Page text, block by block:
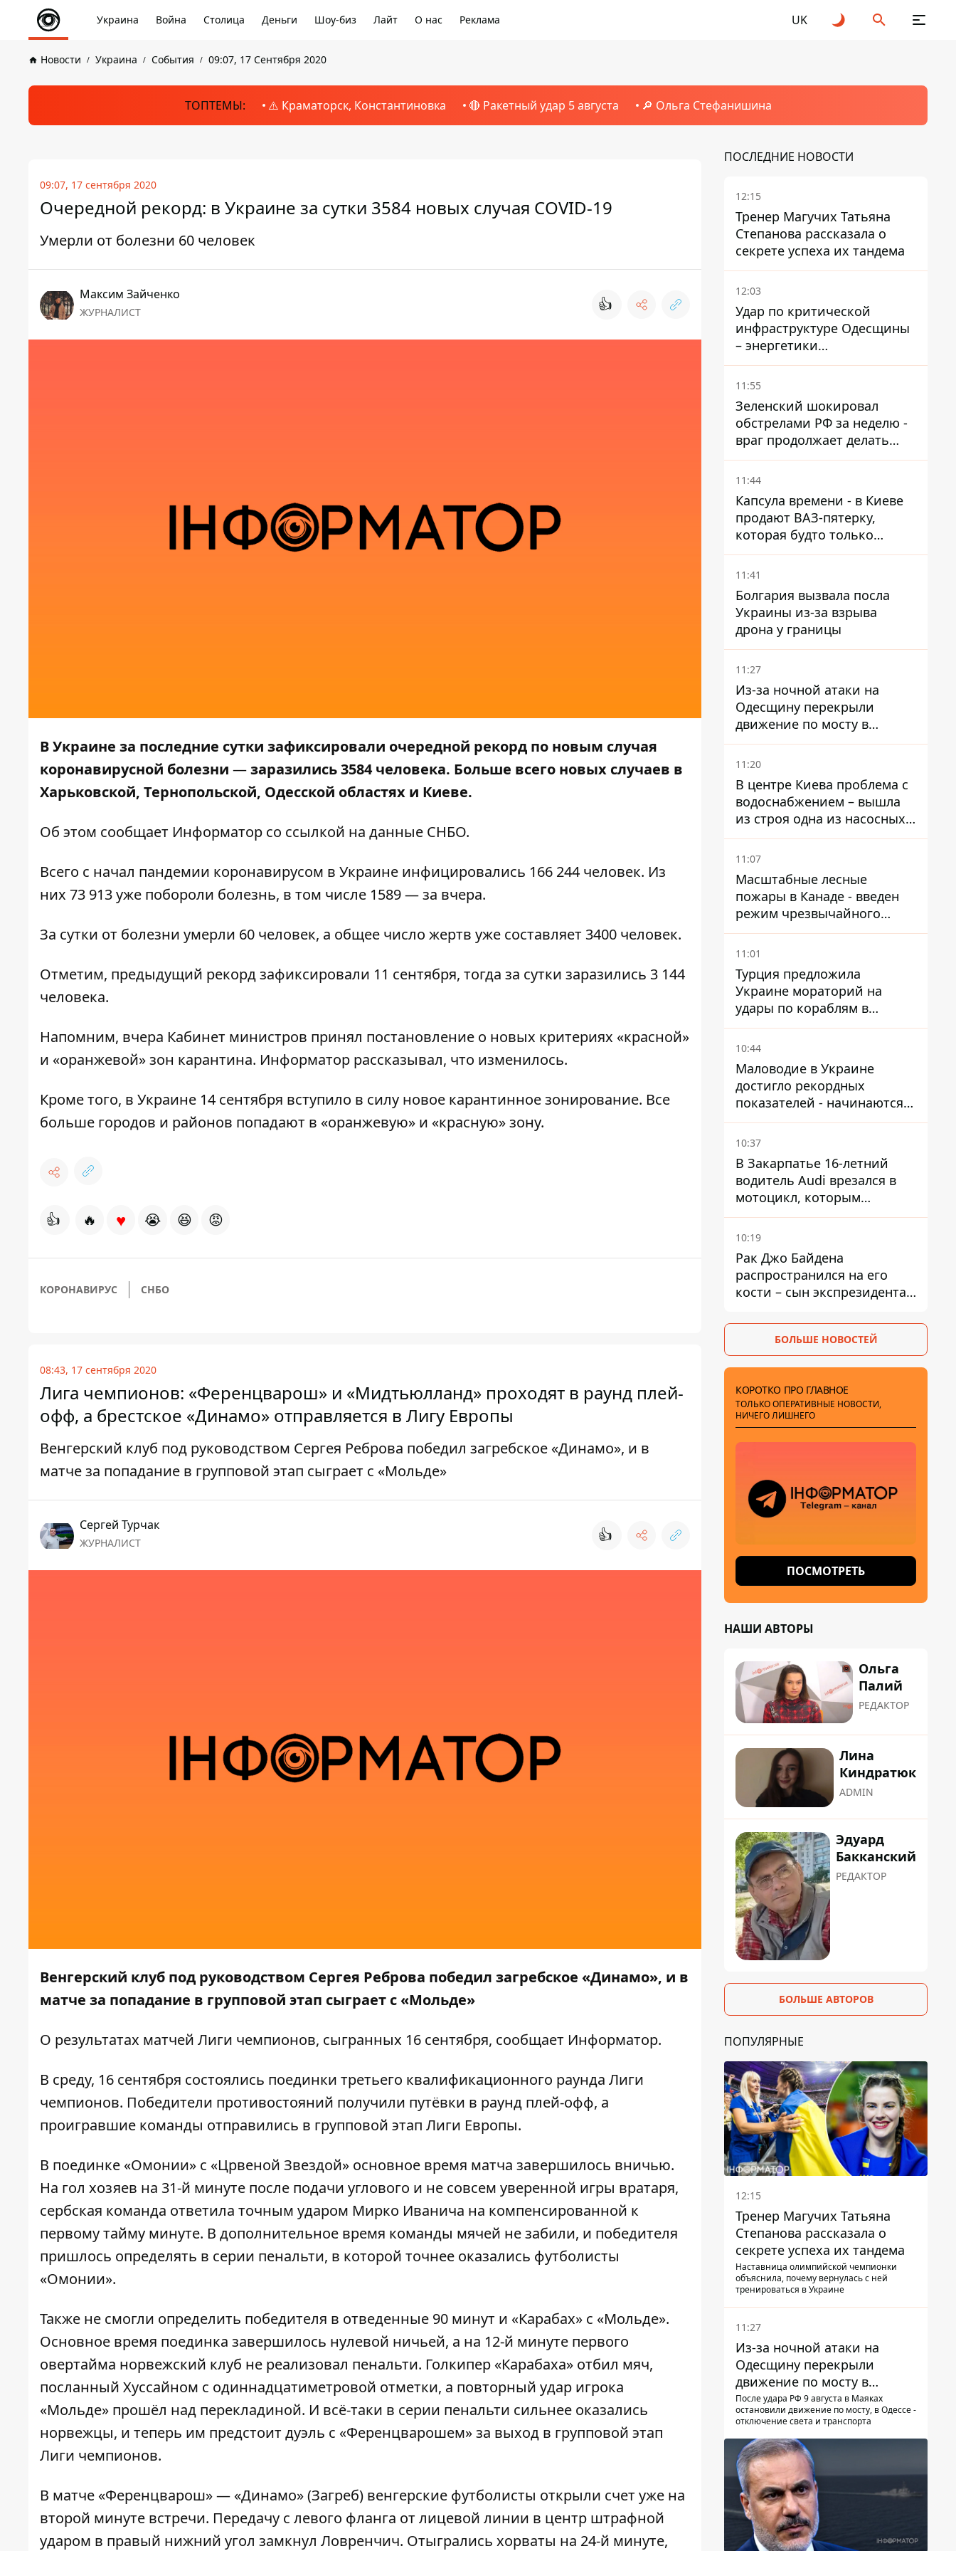
Украина Война Столица Деньги Шоу-биз Лайт О нас Реклама UK
Новости Украина События 09:07, 17 Сентября 2020
ТОПТЕМЫ: ⚠️ Краматорск, Константиновка 🔴 Ракетный удар 5 августа 🔎 Ольга Стефанишина
09:07, 17 сентября 2020
Очередной рекорд: в Украине за сутки 3584 новых случая COVID-19
Умерли от болезни 60 человек
Максим Зайченко
ЖУРНАЛИСТ 👍
В Украине за последние сутки зафиксировали очередной рекорд по новым случая
коронавирусной болезни —заразились 3584 человека. Больше всего новых случаев в
Харьковской, Тернопольской, Одесской областях и Киеве.
Об этом сообщает Информатор со ссылкой на данные СНБО.
Всего с начал пандемии коронавирусом в Украине инфицировались 166 244 человек. Из
них 73 913 уже побороли болезнь, в том числе 1589 — за вчера.
За сутки от болезни умерли 60 человек, а общее число жертв уже составляет 3400 человек.
Отметим, предыдущий рекорд зафиксировали 11 сентября, тогда за сутки заразились 3 144
человека.
Напомним, вчера Кабинет министров принял постановление о новых критериях «красной»
и «оранжевой» зон карантина. Информатор рассказывал, что изменилось.
Кроме того, в Украине 14 сентября вступило в силу новое карантинное зонирование. Все
больше городов и районов попадают в «оранжевую» и «красную» зону.
👍 🔥 ♥ 😭 😆 😡
КОРОНАВИРУС СНБО
08:43, 17 сентября 2020
Лига чемпионов: «Ференцварош» и «Мидтьюлланд» проходят в раунд плей-
офф, а брестское «Динамо» отправляется в Лигу Европы
Венгерский клуб под руководством Сергея Реброва победил загребское «Динамо», и в
матче за попадание в групповой этап сыграет с «Мольде»
Сергей Турчак
ЖУРНАЛИСТ 👍
Венгерский клуб под руководством Сергея Реброва победил загребское «Динамо», и в
матче за попадание в групповой этап сыграет с «Мольде»
О результатах матчей Лиги чемпионов, сыгранных 16 сентября, сообщает Информатор.
В среду, 16 сентября состоялись поединки третьего квалификационного раунда Лиги
чемпионов. Победители противостояний получили путёвки в раунд плей-офф, а
проигравшие команды отправились в групповой этап Лиги Европы.
В поединке «Омонии» с «Црвеной Звездой» основное время матча завершилось вничью.
На гол хозяев на 31-й минуте после подачи углового и не совсем уверенной игры вратаря,
сербская команда ответила точным ударом Мирко Иванича на компенсированной к
первому тайму минуте. В дополнительное время команды мячей не забили, и победителя
пришлось определять в серии пенальти, в которой точнее оказались футболисты
«Омонии».
Также не смогли определить победителя в отведенные 90 минут и «Карабах» с «Мольде».
Основное время поединка завершилось нулевой ничьей, а на 12-й минуте первого
овертайма норвежский клуб не реализовал пенальти. Голкипер «Карабаха» отбил мяч,
посланный Хуссайном с одиннадцатиметровой отметки, а повторный удар игрока
«Мольде» прошёл над перекладиной. И всё-таки в серии пенальти сильнее оказались
норвежцы, и теперь им предстоит дуэль с «Ференцварошем» за выход в групповой этап
Лиги чемпионов.
В матче «Ференцварош» — «Динамо» (Загреб) венгерские футболисты открыли счет уже на
второй минуте встречи. Передачу с левого фланга от лицевой линии в центр штрафной
ударом в правый нижний угол замкнул Ловренчич. Отыгрались хорваты на 24-й минуте,
ПОСЛЕДНИЕ НОВОСТИ
12:15
Тренер Магучих Татьяна
Степанова рассказала о
секрете успеха их тандема
12:03
Удар по критической
инфраструктуре Одесщины
– энергетики
восстанавливают свет
11:55
Зеленский шокировал
обстрелами РФ за неделю -
враг продолжает делать
ставку на баллистический
террор
11:44
Капсула времени - в Киеве
продают ВАЗ-пятерку,
которая будто только
сошла с конвейера
11:41
Болгария вызвала посла
Украины из-за взрыва
дрона у границы
11:27
Из-за ночной атаки на
Одесщину перекрыли
движение по мосту в
Маяках - подробности от
ГНСУ
11:20
В центре Киева проблема с
водоснабжением – вышла
из строя одна из насосных
станций
11:07
Масштабные лесные
пожары в Канаде - введен
режим чрезвычайного
положения, выехали более
20 тысяч человек
11:01
Турция предложила
Украине мораторий на
удары по кораблям в
Черном море
10:44
Маловодие в Украине
достигло рекордных
показателей - начинаются
ограничения
водоснабжения
10:37
В Закарпатье 16-летний
водитель Audi врезался в
мотоцикл, которым
управлял 10-летний
мальчик
10:19
Рак Джо Байдена
распространился на его
кости – сын экспрезидента
отца прогрессирует
БОЛЬШЕ НОВОСТЕЙ
КОРОТКО ПРО ГЛАВНОЕ
ТОЛЬКО ОПЕРАТИВНЫЕ НОВОСТИ,
НИЧЕГО ЛИШНЕГО
ПОСМОТРЕТЬ
НАШИ АВТОРЫ
Ольга
Палий
РЕДАКТОР
Лина
Киндратюк
ADMIN
Эдуард
Бакканский
РЕДАКТОР
БОЛЬШЕ АВТОРОВ
ПОПУЛЯРНЫЕ
12:15
Тренер Магучих Татьяна
Степанова рассказала о
секрете успеха их тандема
Наставница олимпийской чемпионки
объяснила, почему вернулась с ней
тренироваться в Украине
11:27
Из-за ночной атаки на
Одесщину перекрыли
движение по мосту в
Маяках - подробности от
ГНСУ
После удара РФ 9 августа в Маяках
остановили движение по мосту, в Одессе -
отключение света и транспорта